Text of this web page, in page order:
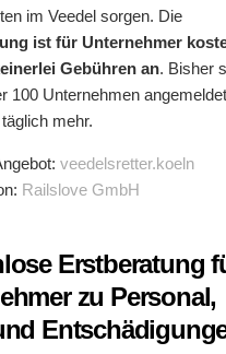
im Veedel sorgen. Die
ist für Unternehmer
Gebühren an. Bisher
100 Unternehmen
mehr.
veedelsretter.koeln
Railslove GmbH
Erstberatung
zu Personal,